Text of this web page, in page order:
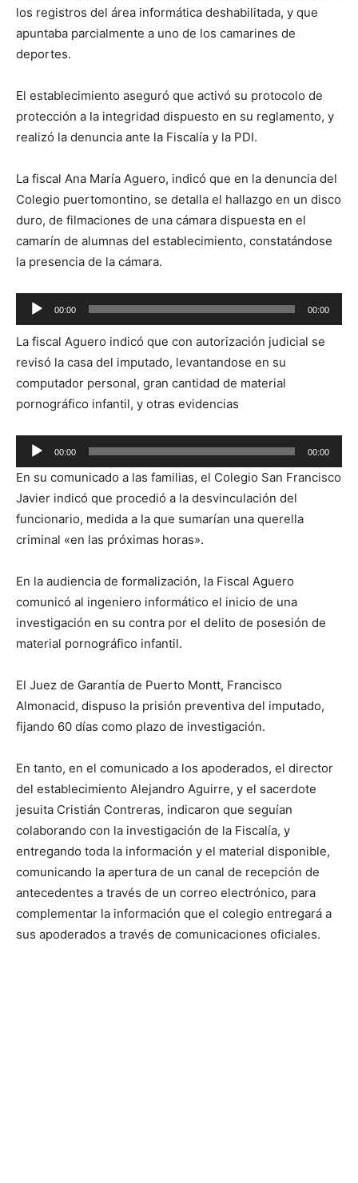
los registros del área informática deshabilitada, y que
apuntaba parcialmente a uno de los camarines de
deportes.
El establecimiento aseguró que activó su protocolo de
protección a la integridad dispuesto en su reglamento, y
realizó la denuncia ante la Fiscalía y la PDI.
La fiscal Ana María Aguero, indicó que en la denuncia del
Colegio puertomontino, se detalla el hallazgo en un disco
duro, de filmaciones de una cámara dispuesta en el
camarín de alumnas del establecimiento, constatándose
la presencia de la cámara.
Reproductor
de
audio
00:00 00:00
La fiscal Aguero indicó que con autorización judicial se
revisó la casa del imputado, levantandose en su
computador personal, gran cantidad de material
pornográfico infantil, y otras evidencias
Reproductor
de
audio
00:00 00:00
En su comunicado a las familias, el Colegio San Francisco
Javier indicó que procedió a la desvinculación del
funcionario, medida a la que sumarían una querella
criminal «en las próximas horas».
En la audiencia de formalización, la Fiscal Aguero
comunicó al ingeniero informático el inicio de una
investigación en su contra por el delito de posesión de
material pornográfico infantil.
El Juez de Garantía de Puerto Montt, Francisco
Almonacid, dispuso la prisión preventiva del imputado,
fijando 60 días como plazo de investigación.
En tanto, en el comunicado a los apoderados, el director
del establecimiento Alejandro Aguirre, y el sacerdote
jesuita Cristián Contreras, indicaron que seguían
colaborando con la investigación de la Fiscalía, y
entregando toda la información y el material disponible,
comunicando la apertura de un canal de recepción de
antecedentes a través de un correo electrónico, para
complementar la información que el colegio entregará a
sus apoderados a través de comunicaciones oficiales.